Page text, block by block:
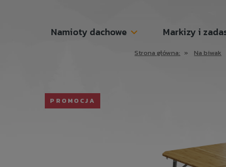
Namioty dachowe Markizy i
Strona główna: » Na biwak
PROMOCJA